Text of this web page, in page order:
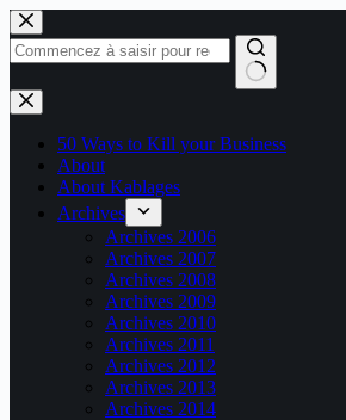
Passer
au
contenu
Aucun
résultat
50 Ways to Kill your Business
About
About Kablages
Archives
Archives 2006
Archives 2007
Archives 2008
Archives 2009
Archives 2010
Archives 2011
Archives 2012
Archives 2013
Archives 2014